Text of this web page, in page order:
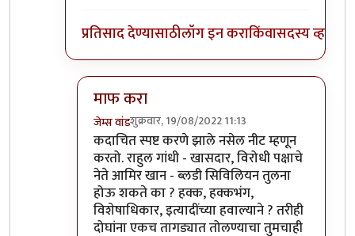
प्रतिसाद देण्यासाठीलॉग इन कराकिंवासदस्य व्हा
माफ करा
जेम्स वांडशुक्रवार, 19/08/2022 11:13
In reply toअहो राहुल गांधी आणि आमिर खान
कदाचित स्पष्ट करणे झाले नसेल नीट म्हणून
करतो. राहुल गांधी - खासदार, विरोधी पक्षाचे
नेते आमिर खान - ब्लडी सिविलियन तुलना
होऊ शकते का ? हक्क, हक्कभंग,
विशेषाधिकार, इत्यादींच्या हवाल्याने ? तरीही
दोघांना एकच तागड्यात तोलण्याचा तुमचाही